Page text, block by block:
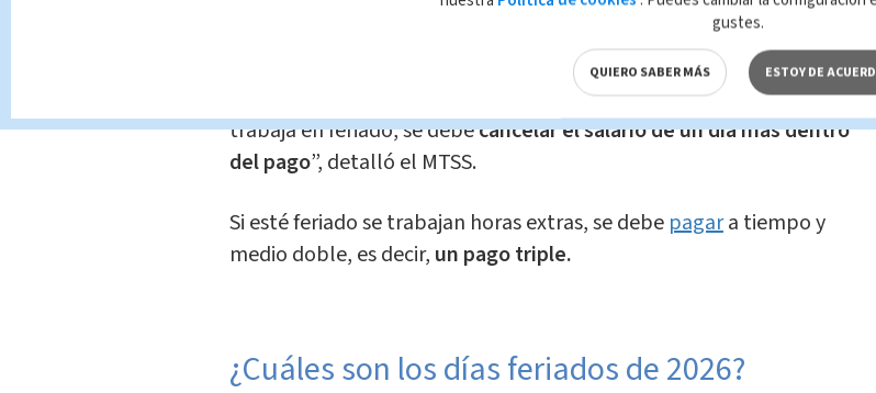
actividad comercial, “como reconocen el salario de todos los días del
mes, aunque sean descansos semanales o feriados, se tiene que pagar
el salario completo de la semana, de la quincena o del mes; si se
trabaja en feriado, se debecancelar el salario de un día más dentro
del pago”, detalló el MTSS.
Si esté feriado se trabajan horas extras, se debe pagara tiempo y
medio doble, es decir, un pago triple.
¿Cuáles son los días feriados de 2026?
gustes.
QUIERO SABER MÁS ESTOY DE